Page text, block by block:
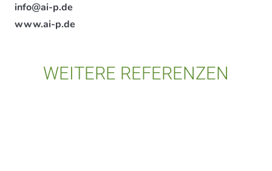
info@ai-p.de
www.ai-p.de
WEITERE REFERENZEN